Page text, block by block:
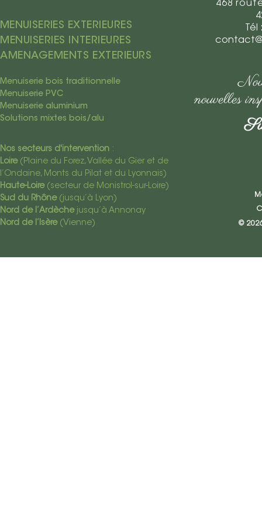
MENUISERIES EXTERIEURES
MENUISERIES INTERIEURES
AMENAGEMENTS EXTERIEURS
Menuiserie bois traditionnelle
Menuiserie PVC
Menuiserie aluminium
Solutions mixtes bois/alu
Nos secteurs d'intervention :
Loire(Plaine du Forez, Vallée du Gier et de
l’Ondaine, Monts du Pilat et du Lyonnais)
Haute-Loire(secteur de Monistrol-sur-Loire)
Sud du Rhône(jusqu’à Lyon)
Nord de l’Ardèchejusqu’à Annonay
Nord de l’Isère(Vienne)
468
nouvelles
©